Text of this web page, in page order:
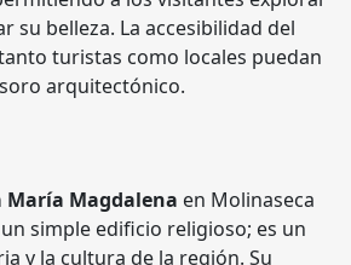
su belleza. La accesibilidad del
turistas como locales puedan
arquitectónico.
María Magdalena en Molinaseca
simple edificio religioso; es un
y la cultura de la región. Su